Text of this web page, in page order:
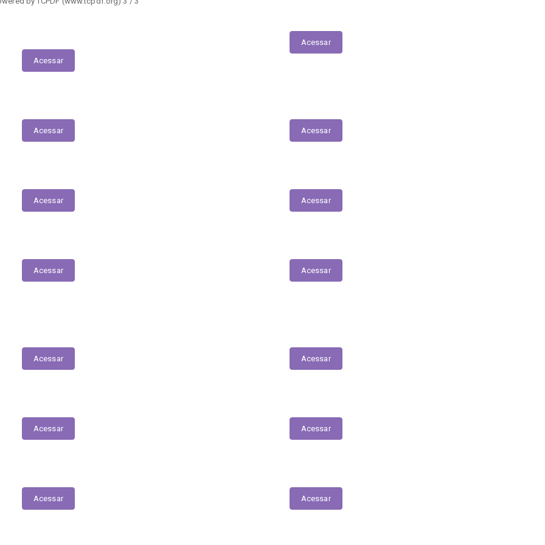
Acessar
Acessar
Acessar Acessar
Acessar Acessar
Acessar Acessar
Acessar Acessar
Acessar Acessar
Acessar Acessar